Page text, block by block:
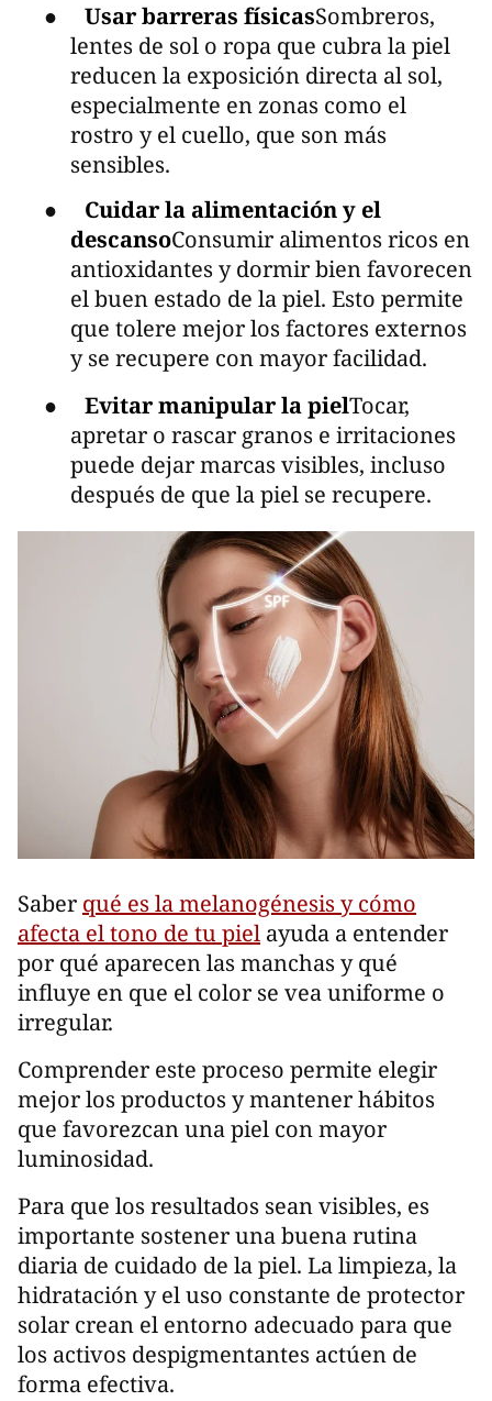
● Usar barreras físicasSombreros,
lentes de sol o ropa que cubra la piel
reducen la exposición directa al sol,
especialmente en zonas como el
rostro y el cuello, que son más
sensibles.
● Cuidar la alimentación y el
descansoConsumir alimentos ricos en
antioxidantes y dormir bien favorecen
el buen estado de la piel. Esto permite
que tolere mejor los factores externos
y se recupere con mayor facilidad.
● Evitar manipular la pielTocar,
apretar o rascar granos e irritaciones
puede dejar marcas visibles, incluso
después de que la piel se recupere.
Saber qué es la melanogénesis y cómo
afecta el tono de tu piel ayuda a entender
por qué aparecen las manchas y qué
influye en que el color se vea uniforme o
irregular.
Comprender este proceso permite elegir
mejor los productos y mantener hábitos
que favorezcan una piel con mayor
luminosidad.
Para que los resultados sean visibles, es
importante sostener una buena rutina
diaria de cuidado de la piel. La limpieza, la
hidratación y el uso constante de protector
solar crean el entorno adecuado para que
los activos despigmentantes actúen de
forma efectiva.